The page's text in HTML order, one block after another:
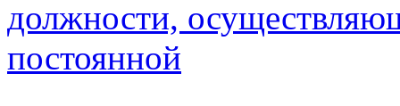
должности,
постоянной